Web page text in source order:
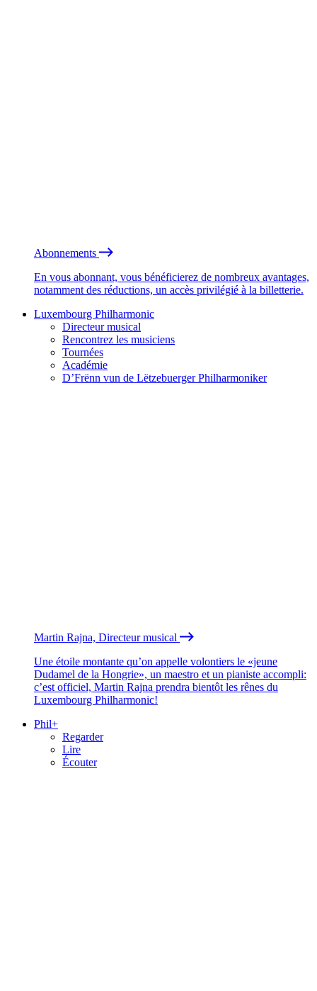
Abonnements
En vous abonnant, vous bénéficierez de nombreux avantages,
notamment des réductions, un accès privilégié à la billetterie.
Luxembourg Philharmonic
Directeur musical
Rencontrez les musiciens
Tournées
Académie
D’Frënn vun de Lëtzebuerger Philharmoniker
Martin Rajna, Directeur musical
Une étoile montante qu’on appelle volontiers le «jeune
Dudamel de la Hongrie», un maestro et un pianiste accompli:
c’est officiel, Martin Rajna prendra bientôt les rênes du
Luxembourg Philharmonic!
Phil+
Regarder
Lire
Écouter